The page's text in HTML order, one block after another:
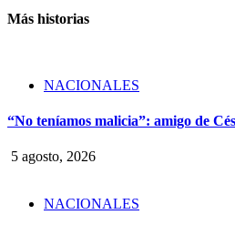
Más historias
NACIONALES
“No teníamos malicia”: amigo de
5 agosto, 2026
NACIONALES